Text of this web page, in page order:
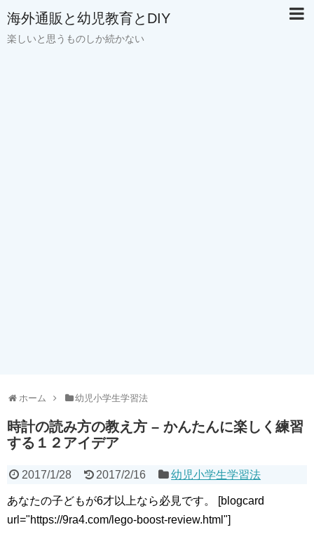
海外通販と幼児教育とDIY
楽しいと思うものしか続かない
ホーム 幼児小学生学習法
時計の読み方の教え方 – かんたんに楽しく練習
する１２アイデア
2017/1/28 2017/2/16 幼児小学生学習法
あなたの子どもが6才以上なら必見です。 [blogcard
url="https://9ra4.com/lego-boost-review.html"]